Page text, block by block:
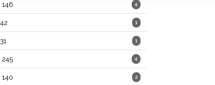
4
146
1
1
4
245
2
140